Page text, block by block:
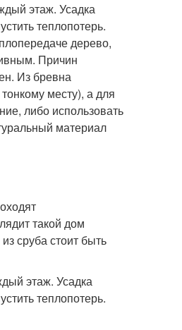
этаж. Усадка
теплопотерь.
дерево,
Причин
Из бревна
месту), а для
либо использовать
материал
такой дом
сруба стоит быть
этаж. Усадка
теплопотерь.